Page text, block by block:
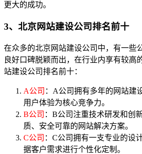
更大的成功。
3、北京网站建设公司排名前十
在众多的北京网站建设公司中，有一些
良好口碑脱颖而出，在行业内享有较高
站建设公司排名前十：
A公司 ：A公司拥有多年的网站建
用户体验为核心竞争力。
B公司 ：B公司注重技术研发和创
质、安全可靠的网站解决方案。
C公司 ：C公司拥有一支专业的设
据客户需求进行个性化定制。